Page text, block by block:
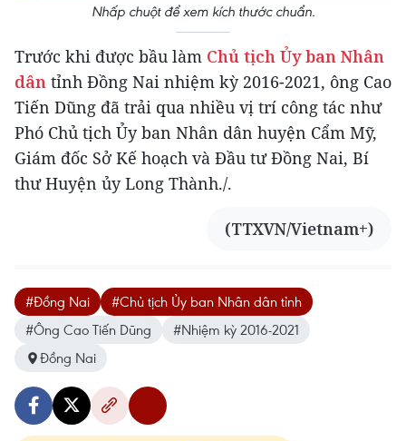
Nhấp chuột để xem kích thước chuẩn.
Trước khi được bầu làm Chủ tịch Ủy ban Nhân
dân tỉnh Đồng Nai nhiệm kỳ 2016-2021, ông Cao
Tiến Dũng đã trải qua nhiều vị trí công tác như
Phó Chủ tịch Ủy ban Nhân dân huyện Cẩm Mỹ,
Giám đốc Sở Kế hoạch và Đầu tư Đồng Nai, Bí
thư Huyện ủy Long Thành./.
(TTXVN/Vietnam+)
#Đồng Nai
#Chủ tịch Ủy ban Nhân dân tỉnh
#Ông Cao Tiến Dũng
#Nhiệm kỳ 2016-2021
Đồng Nai